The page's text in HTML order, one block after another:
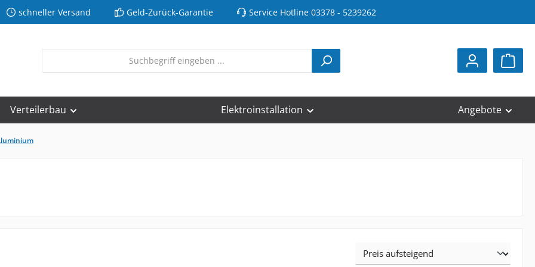
schneller Versand Geld-Zurück-Garantie Service Hotline 03378 - 5239262
Verteilerbau Elektroinstallation Angebote